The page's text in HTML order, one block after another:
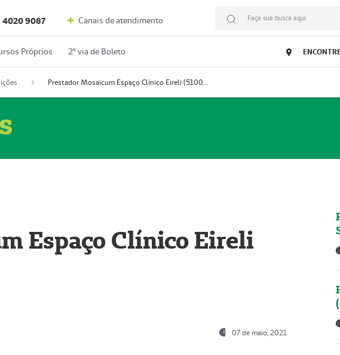
4020 9087 Canais de atendimento Faça sua busca aqui
Próprios 2º via de Boleto
Prestador Mosaicum Espaço Clínico Eireli (51004355-5)
Espaço Clínico Eireli
07 de maio, 2021